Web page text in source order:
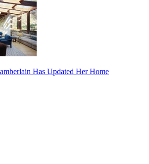
Has Updated Her Home